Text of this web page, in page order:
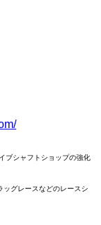
ブシャフトショップの強化
ッグレースなどのレースシ